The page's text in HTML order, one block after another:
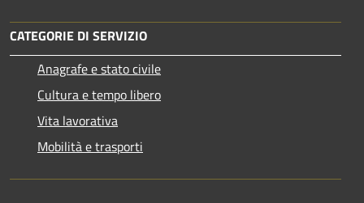
CATEGORIE DI SERVIZIO
Anagrafe e stato civile
Cultura e tempo libero
Vita lavorativa
Mobilità e trasporti